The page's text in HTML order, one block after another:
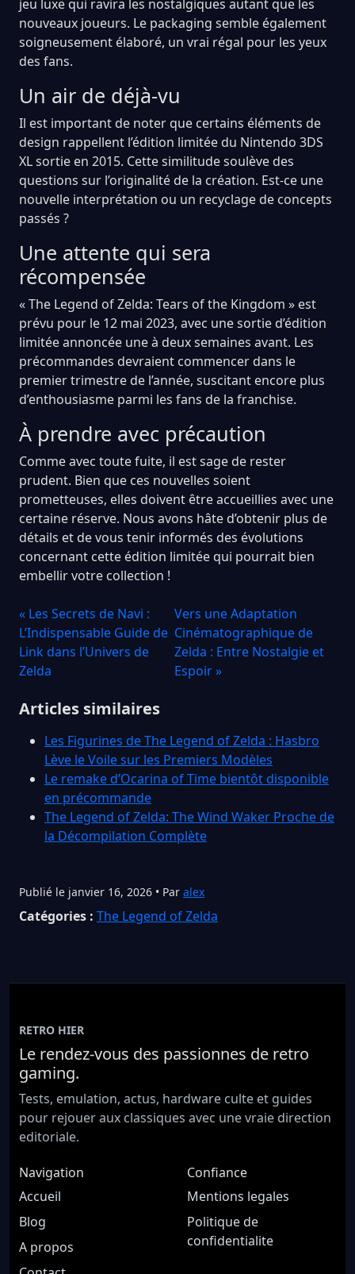
jeu luxe qui ravira les nostalgiques autant que les
nouveaux joueurs. Le packaging semble également
soigneusement élaboré, un vrai régal pour les yeux
des fans.
Un air de déjà-vu
Il est important de noter que certains éléments de
design rappellent l’édition limitée du Nintendo 3DS
XL sortie en 2015. Cette similitude soulève des
questions sur l’originalité de la création. Est-ce une
nouvelle interprétation ou un recyclage de concepts
passés ?
Une attente qui sera
récompensée
« The Legend of Zelda: Tears of the Kingdom » est
prévu pour le 12 mai 2023, avec une sortie d’édition
limitée annoncée une à deux semaines avant. Les
précommandes devraient commencer dans le
premier trimestre de l’année, suscitant encore plus
d’enthousiasme parmi les fans de la franchise.
À prendre avec précaution
Comme avec toute fuite, il est sage de rester
prudent. Bien que ces nouvelles soient
prometteuses, elles doivent être accueillies avec une
certaine réserve. Nous avons hâte d’obtenir plus de
détails et de vous tenir informés des évolutions
concernant cette édition limitée qui pourrait bien
embellir votre collection !
« Les Secrets de Navi :
L’Indispensable Guide de
Link dans l’Univers de
Zelda
Vers une Adaptation
Cinématographique de
Zelda : Entre Nostalgie et
Espoir »
Articles similaires
Les Figurines de The Legend of Zelda : Hasbro
Lève le Voile sur les Premiers Modèles
Le remake d’Ocarina of Time bientôt disponible
en précommande
The Legend of Zelda: The Wind Waker Proche de
la Décompilation Complète
Publié le janvier 16, 2026 • Par alex
Catégories : The Legend of Zelda
RETRO HIER
Le rendez-vous des passionnes de retro
gaming.
Tests, emulation, actus, hardware culte et guides
pour rejouer aux classiques avec une vraie direction
editoriale.
Navigation
Accueil
Blog
A propos
Confiance
Mentions legales
Politique de
confidentialite